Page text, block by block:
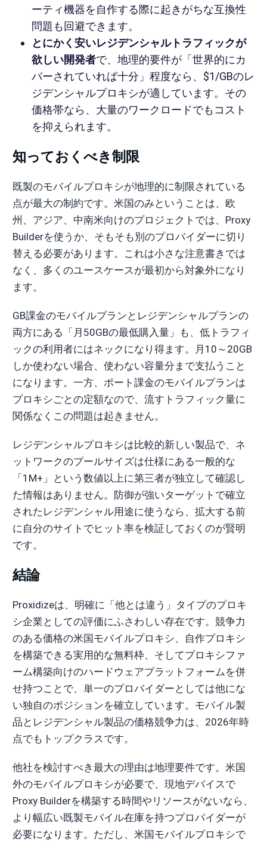
ーティ機器を自作する際に起きがちな互換性
問題も回避できます。
とにかく安いレジデンシャルトラフィックが
欲しい開発者で、地理的要件が「世界的にカ
バーされていれば十分」程度なら、$1/GBのレ
ジデンシャルプロキシが適しています。その
価格帯なら、大量のワークロードでもコスト
を抑えられます。
知っておくべき制限
既製のモバイルプロキシが地理的に制限されている
点が最大の制約です。米国のみということは、欧
州、アジア、中南米向けのプロジェクトでは、Proxy
Builderを使うか、そもそも別のプロバイダーに切り
替える必要があります。これは小さな注意書きでは
なく、多くのユースケースが最初から対象外になり
ます。
GB課金のモバイルプランとレジデンシャルプランの
両方にある「月50GBの最低購入量」も、低トラフィ
ックの利用者にはネックになり得ます。月10～20GB
しか使わない場合、使わない容量分まで支払うこと
になります。一方、ポート課金のモバイルプランは
プロキシごとの定額なので、流すトラフィック量に
関係なくこの問題は起きません。
レジデンシャルプロキシは比較的新しい製品で、ネ
ットワークのプールサイズは仕様にある一般的な
「1M+」という数値以上に第三者が独立して確認し
た情報はありません。防御が強いターゲットで確立
されたレジデンシャル用途に使うなら、拡大する前
に自分のサイトでヒット率を検証しておくのが賢明
です。
結論
Proxidizeは、明確に「他とは違う」タイプのプロキ
シ企業としての評価にふさわしい存在です。競争力
のある価格の米国モバイルプロキシ、自作プロキシ
を構築できる実用的な無料枠、そしてプロキシファ
ーム構築向けのハードウェアプラットフォームを併
せ持つことで、単一のプロバイダーとしては他にな
い独自のポジションを確立しています。モバイル製
品とレジデンシャル製品の価格競争力は、2026年時
点でもトップクラスです。
他社を検討すべき最大の理由は地理要件です。米国
外のモバイルプロキシが必要で、現地デバイスで
Proxy Builderを構築する時間やリソースがないなら、
より幅広い既製モバイル在庫を持つプロバイダーが
必要になります。ただし、米国モバイルプロキシで